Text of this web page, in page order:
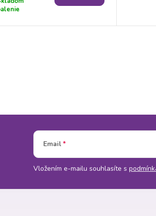
Email
Vložením e-mailu souhlasíte s